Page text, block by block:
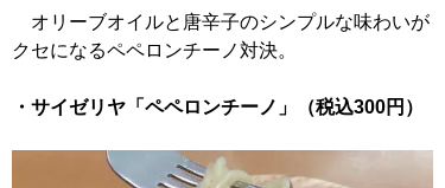
オリーブオイルと唐辛子のシンプルな味わいが
クセになるペペロンチーノ対決。
・サイゼリヤ「ペペロンチーノ」（税込300円）